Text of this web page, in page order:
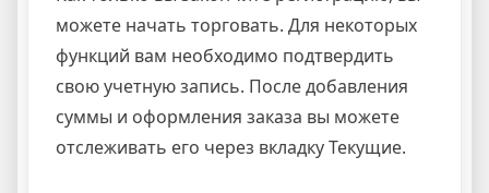
можете начать торговать. Для некоторых
функций вам необходимо подтвердить
свою учетную запись. После добавления
суммы и оформления заказа вы можете
отслеживать его через вкладку Текущие.